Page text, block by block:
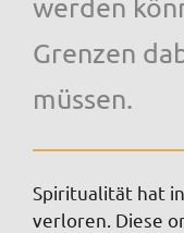
Grenzen
müssen.
Spiritualität hat
verloren. Diese